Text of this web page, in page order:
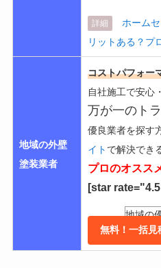
詳細
ホーム
リットある？プ
地域の外壁
塗装業者
コストパフォー
自社施工で安心
万が一のト
優良業者を探す
イト で解決でき
プロのオスス
[star
地域の
無料！一括見